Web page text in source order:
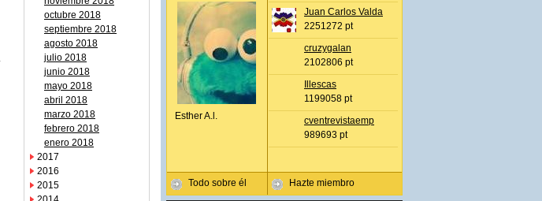
octubre 2018
septiembre 2018
agosto 2018
julio 2018
junio 2018
mayo 2018
abril 2018
marzo 2018
febrero 2018
enero 2018
2017
2016
2015
Esther A.l.
Todo sobre él
Juan Carlos Valda
2251272 pt
cruzygalan
2102806 pt
Illescas
1199058 pt
cventrevistaemp
989693 pt
Hazte miembro